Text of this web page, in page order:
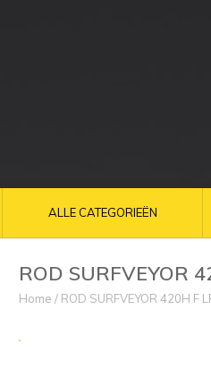
ALLE CATEGORIEËN
ROD SURFVEYOR
Home / ROD SURFVEYOR 420H F